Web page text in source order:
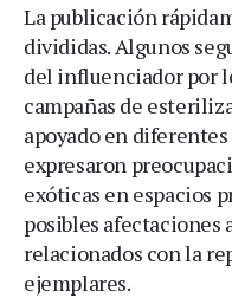
La publicación
divididas. Algunos
del influenciador por
campañas de
apoyado en
expresaron
exóticas en espacios
posibles afectaciones
relacionados con la
ejemplares.